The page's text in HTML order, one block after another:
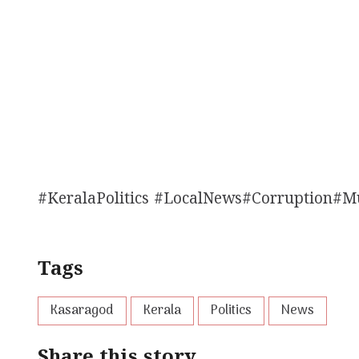
#KeralaPolitics
Tags
Kasaragod Kerala Politics News